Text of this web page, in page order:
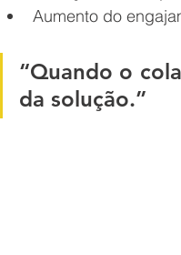
Aumento do
“Quando o
da solução.”